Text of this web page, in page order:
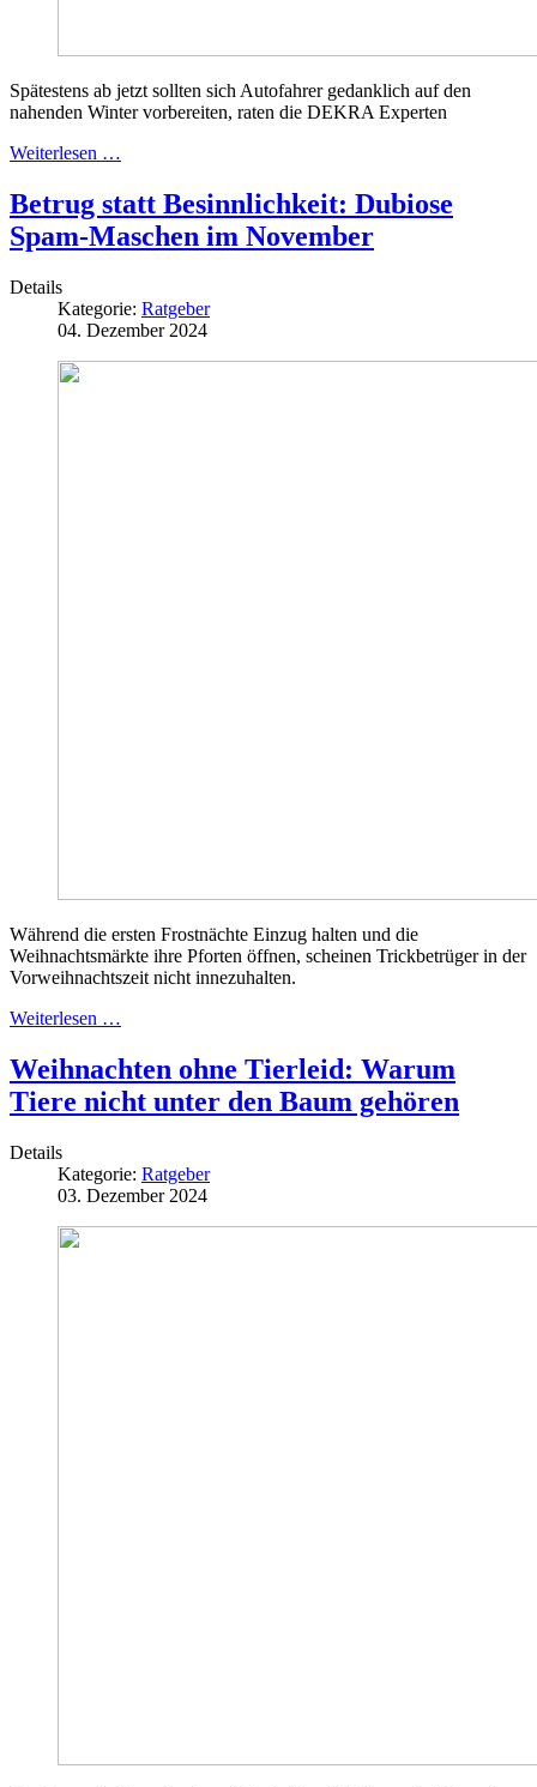
Spätestens ab jetzt sollten sich Autofahrer gedanklich auf den
nahenden Winter vorbereiten, raten die DEKRA Experten
Weiterlesen …
Betrug statt Besinnlichkeit: Dubiose
Spam-Maschen im November
Details
Kategorie: Ratgeber
04. Dezember 2024
Während die ersten Frostnächte Einzug halten und die
Weihnachtsmärkte ihre Pforten öffnen, scheinen Trickbetrüger in der
Vorweihnachtszeit nicht innezuhalten.
Weiterlesen …
Weihnachten ohne Tierleid: Warum
Tiere nicht unter den Baum gehören
Details
Kategorie: Ratgeber
03. Dezember 2024